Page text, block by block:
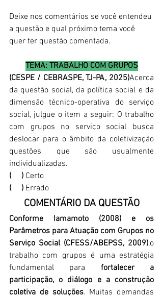
Deixe nos comentários se você entendeu
a questão e qual próximo tema você
quer ter questão comentada.
TEMA: TRABALHO COM GRUPOS
(CESPE / CEBRASPE, TJ-PA, 2025)Acerca
da questão social, da política social e da
dimensão técnico-operativa do serviço
social, julgue o item a seguir: O trabalho
com grupos no serviço social busca
deslocar para o âmbito da coletivização
questões que são usualmente
individualizadas.
(     ) Certo
(     ) Errado
COMENTÁRIO DA QUESTÃO
Conforme Iamamoto (2008) e os
Parâmetros para Atuação com Grupos no
Serviço Social (CFESS/ABEPSS, 2009),o
trabalho com grupos é uma estratégia
fundamental para fortalecer a
participação, o diálogo e a construção
coletiva de soluções. Muitas demandas